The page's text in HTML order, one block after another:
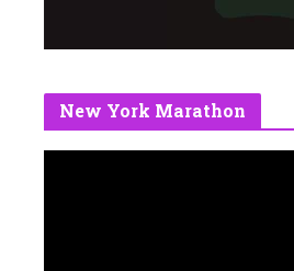
New York Marathon